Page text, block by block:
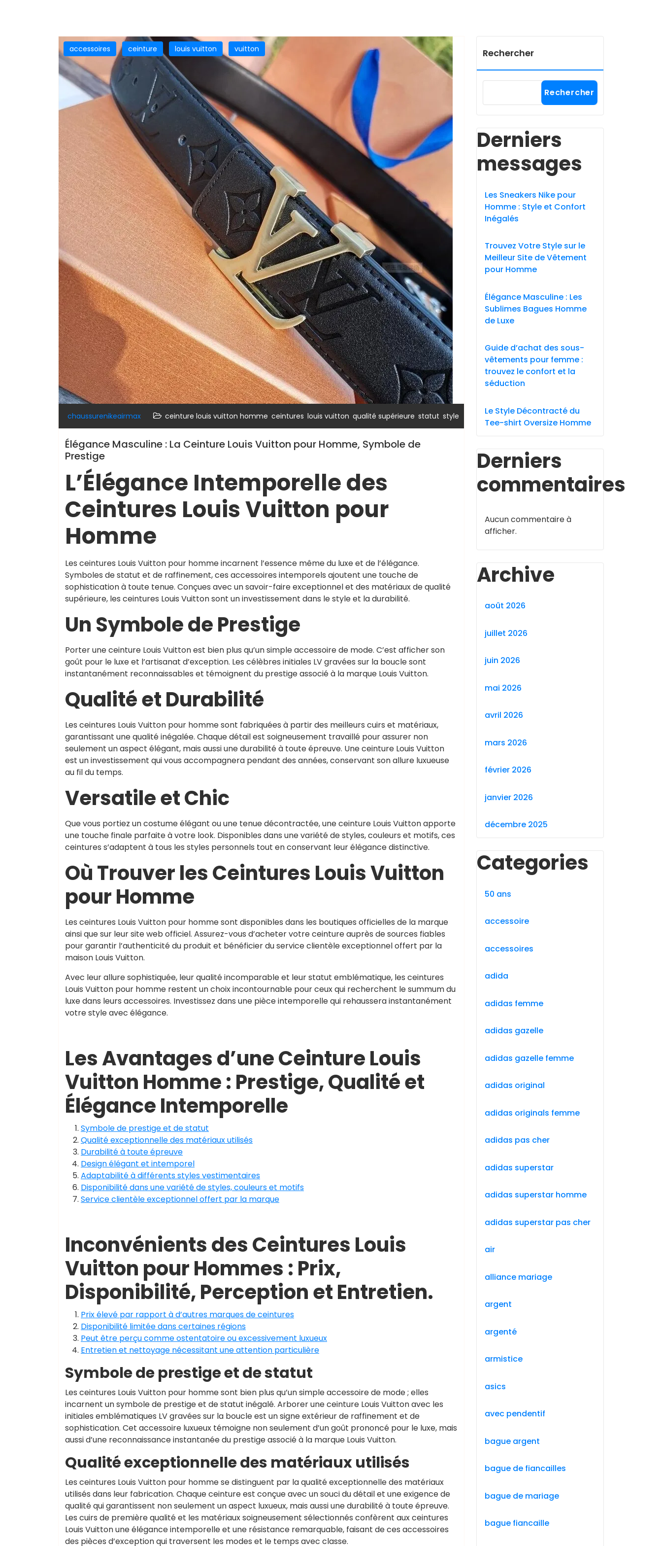
accessoires ceinture louis vuitton vuitton
chaussurenikeairmax ceinture louis vuitton homme ceintures louis vuitton qualité supérieure statut style
Élégance Masculine : La Ceinture Louis Vuitton pour Homme, Symbole de
Prestige
L’Élégance Intemporelle des
Ceintures Louis Vuitton pour
Homme
Les ceintures Louis Vuitton pour homme incarnent l’essence même du luxe et de l’élégance.
Symboles de statut et de raffinement, ces accessoires intemporels ajoutent une touche de
sophistication à toute tenue. Conçues avec un savoir-faire exceptionnel et des matériaux de qualité
supérieure, les ceintures Louis Vuitton sont un investissement dans le style et la durabilité.
Un Symbole de Prestige
Porter une ceinture Louis Vuitton est bien plus qu’un simple accessoire de mode. C’est afficher son
goût pour le luxe et l’artisanat d’exception. Les célèbres initiales LV gravées sur la boucle sont
instantanément reconnaissables et témoignent du prestige associé à la marque Louis Vuitton.
Qualité et Durabilité
Les ceintures Louis Vuitton pour homme sont fabriquées à partir des meilleurs cuirs et matériaux,
garantissant une qualité inégalée. Chaque détail est soigneusement travaillé pour assurer non
seulement un aspect élégant, mais aussi une durabilité à toute épreuve. Une ceinture Louis Vuitton
est un investissement qui vous accompagnera pendant des années, conservant son allure luxueuse
au fil du temps.
Versatile et Chic
Que vous portiez un costume élégant ou une tenue décontractée, une ceinture Louis Vuitton apporte
une touche finale parfaite à votre look. Disponibles dans une variété de styles, couleurs et motifs, ces
ceintures s’adaptent à tous les styles personnels tout en conservant leur élégance distinctive.
Où Trouver les Ceintures Louis Vuitton
pour Homme
Les ceintures Louis Vuitton pour homme sont disponibles dans les boutiques officielles de la marque
ainsi que sur leur site web officiel. Assurez-vous d’acheter votre ceinture auprès de sources fiables
pour garantir l’authenticité du produit et bénéficier du service clientèle exceptionnel offert par la
maison Louis Vuitton.
Avec leur allure sophistiquée, leur qualité incomparable et leur statut emblématique, les ceintures
Louis Vuitton pour homme restent un choix incontournable pour ceux qui recherchent le summum du
luxe dans leurs accessoires. Investissez dans une pièce intemporelle qui rehaussera instantanément
votre style avec élégance.
Les Avantages d’une Ceinture Louis
Vuitton Homme : Prestige, Qualité et
Élégance Intemporelle
Symbole de prestige et de statut
Qualité exceptionnelle des matériaux utilisés
Durabilité à toute épreuve
Design élégant et intemporel
Adaptabilité à différents styles vestimentaires
Disponibilité dans une variété de styles, couleurs et motifs
Service clientèle exceptionnel offert par la marque
Inconvénients des Ceintures Louis
Vuitton pour Hommes : Prix,
Disponibilité, Perception et Entretien.
Prix élevé par rapport à d’autres marques de ceintures
Disponibilité limitée dans certaines régions
Peut être perçu comme ostentatoire ou excessivement luxueux
Entretien et nettoyage nécessitant une attention particulière
Symbole de prestige et de statut
Les ceintures Louis Vuitton pour homme sont bien plus qu’un simple accessoire de mode ; elles
incarnent un symbole de prestige et de statut inégalé. Arborer une ceinture Louis Vuitton avec les
initiales emblématiques LV gravées sur la boucle est un signe extérieur de raffinement et de
sophistication. Cet accessoire luxueux témoigne non seulement d’un goût prononcé pour le luxe, mais
aussi d’une reconnaissance instantanée du prestige associé à la marque Louis Vuitton.
Qualité exceptionnelle des matériaux utilisés
Les ceintures Louis Vuitton pour homme se distinguent par la qualité exceptionnelle des matériaux
utilisés dans leur fabrication. Chaque ceinture est conçue avec un souci du détail et une exigence de
qualité qui garantissent non seulement un aspect luxueux, mais aussi une durabilité à toute épreuve.
Les cuirs de première qualité et les matériaux soigneusement sélectionnés confèrent aux ceintures
Louis Vuitton une élégance intemporelle et une résistance remarquable, faisant de ces accessoires
des pièces d’exception qui traversent les modes et le temps avec classe.
Rechercher
Rechercher
Derniers
messages
Les Sneakers Nike pour
Homme : Style et Confort
Inégalés
Trouvez Votre Style sur le
Meilleur Site de Vêtement
pour Homme
Élégance Masculine : Les
Sublimes Bagues Homme
de Luxe
Guide d’achat des sous-
vêtements pour femme :
trouvez le confort et la
séduction
Le Style Décontracté du
Tee-shirt Oversize Homme
Derniers
commentaires
Aucun commentaire à
afficher.
Archive
août 2026
juillet 2026
juin 2026
mai 2026
avril 2026
mars 2026
février 2026
janvier 2026
décembre 2025
Categories
50 ans
accessoire
accessoires
adida
adidas femme
adidas gazelle
adidas gazelle femme
adidas original
adidas originals femme
adidas pas cher
adidas superstar
adidas superstar homme
adidas superstar pas cher
air
alliance mariage
argent
argenté
armistice
asics
avec pendentif
bague argent
bague de fiancailles
bague de mariage
bague fiancaille